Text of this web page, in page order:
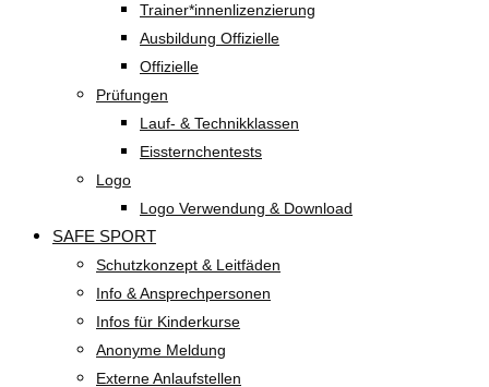
Trainer*innenlizenzierung
Ausbildung Offizielle
Offizielle
Prüfungen
Lauf- & Technikklassen
Eissternchentests
Logo
Logo Verwendung & Download
SAFE SPORT
Schutzkonzept & Leitfäden
Info & Ansprechpersonen
Infos für Kinderkurse
Anonyme Meldung
Externe Anlaufstellen